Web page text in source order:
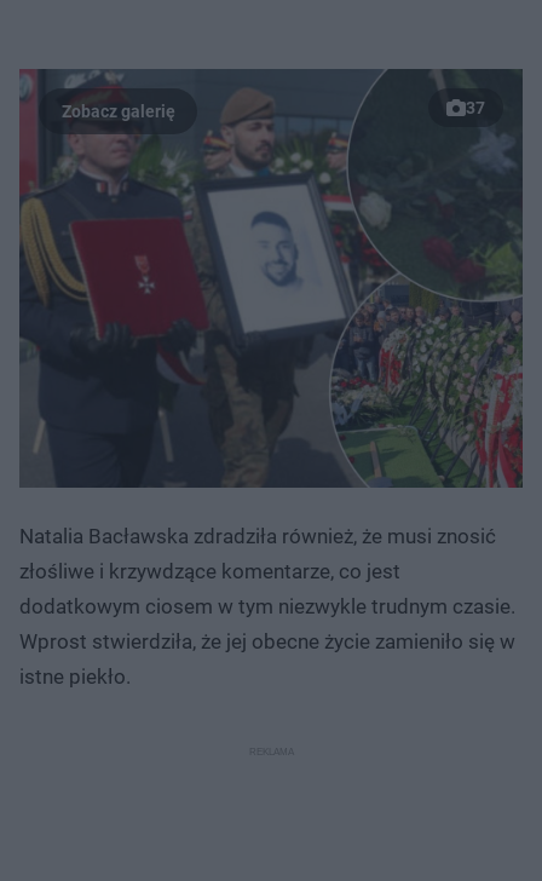
37
Natalia Bacławska zdradziła również, że musi znosić
złośliwe i krzywdzące komentarze, co jest
dodatkowym ciosem w tym niezwykle trudnym czasie.
Wprost stwierdziła, że jej obecne życie zamieniło się w
istne piekło.